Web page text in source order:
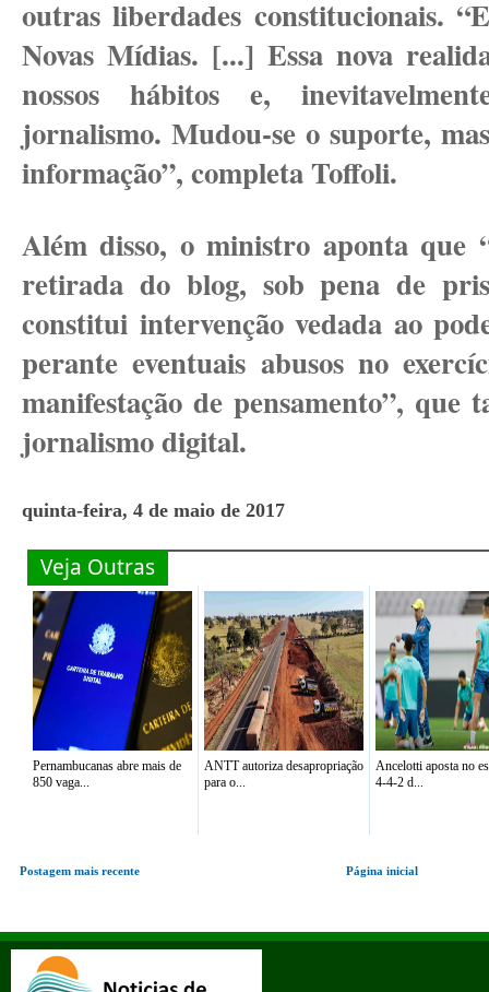
outras liberdades constitucionais.
Novas Mídias. [...] Essa nova
nossos hábitos e,
jornalismo. Mudou-se o suporte,
informação”, completa Toffoli.
Além disso, o ministro aponta que
retirada do blog, sob pena de
constitui intervenção vedada ao
perante eventuais abusos no
manifestação de pensamento”, que
jornalismo digital.
quinta-feira, 4 de maio de 2017
Veja Outras
Pernambucanas abre mais de
850 vaga...
ANTT autoriza desapropriação
para o...
Ancelotti aposta no
4-4-2 d...
Postagem mais recente Página inicial